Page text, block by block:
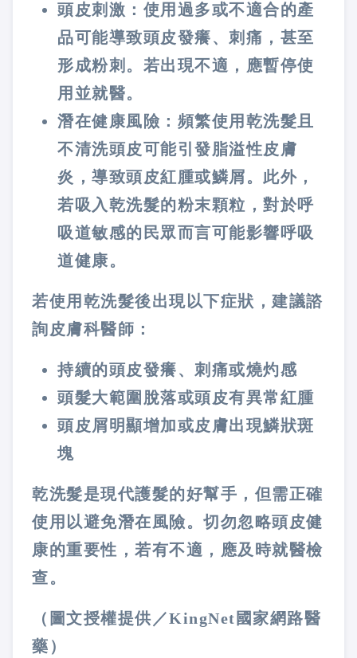
頭皮刺激：使用過多或不適合的產
品可能導致頭皮發癢、刺痛，甚至
形成粉刺。若出現不適，應暫停使
用並就醫。
潛在健康風險：頻繁使用乾洗髮且
不清洗頭皮可能引發脂溢性皮膚
炎，導致頭皮紅腫或鱗屑。此外，
若吸入乾洗髮的粉末顆粒，對於呼
吸道敏感的民眾而言可能影響呼吸
道健康。
若使用乾洗髮後出現以下症狀，建議諮
詢皮膚科醫師：
持續的頭皮發癢、刺痛或燒灼感
頭髮大範圍脫落或頭皮有異常紅腫
頭皮屑明顯增加或皮膚出現鱗狀斑
塊
乾洗髮是現代護髮的好幫手，但需正確
使用以避免潛在風險。切勿忽略頭皮健
康的重要性，若有不適，應及時就醫檢
查。
（圖文授權提供／KingNet國家網路醫
藥）